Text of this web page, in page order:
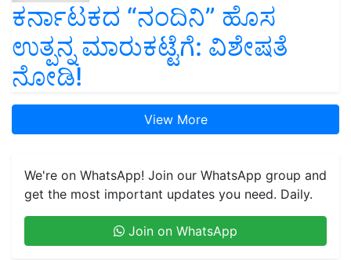
ಕರ್ನಾಟಕದ “ನಂದಿನಿ” ಹೊಸ
ಉತ್ಪನ್ನ ಮಾರುಕಟ್ಟೆಗೆ: ವಿಶೇಷತೆ
ನೋಡಿ!
View More
We're on WhatsApp! Join our WhatsApp group and
get the most important updates you need. Daily.
Join on WhatsApp